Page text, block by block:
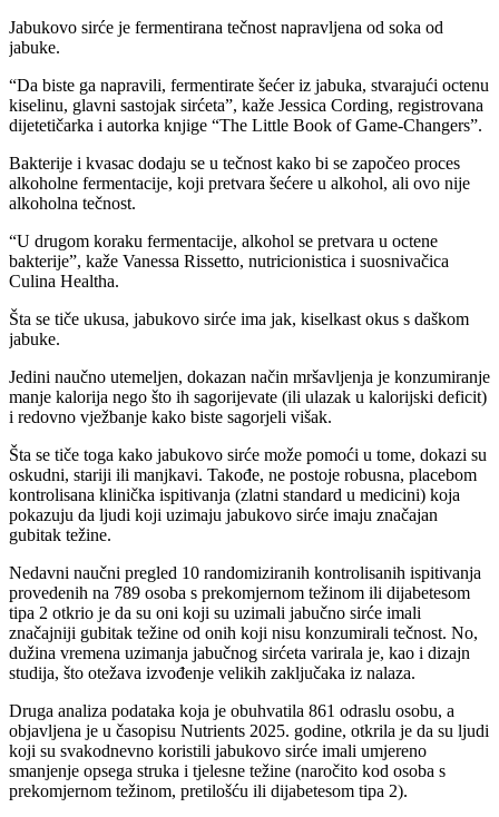
Jabukovo sirće je fermentirana tečnost napravljena od soka od
jabuke.
“Da biste ga napravili, fermentirate šećer iz jabuka, stvarajući octenu
kiselinu, glavni sastojak sirćeta”, kaže Jessica Cording, registrovana
dijetetičarka i autorka knjige “The Little Book of Game-Changers”.
Bakterije i kvasac dodaju se u tečnost kako bi se započeo proces
alkoholne fermentacije, koji pretvara šećere u alkohol, ali ovo nije
alkoholna tečnost.
“U drugom koraku fermentacije, alkohol se pretvara u octene
bakterije”, kaže Vanessa Rissetto, nutricionistica i suosnivačica
Culina Healtha.
Šta se tiče ukusa, jabukovo sirće ima jak, kiselkast okus s daškom
jabuke.
Jedini naučno utemeljen, dokazan način mršavljenja je konzumiranje
manje kalorija nego što ih sagorijevate (ili ulazak u kalorijski deficit)
i redovno vježbanje kako biste sagorjeli višak.
Šta se tiče toga kako jabukovo sirće može pomoći u tome, dokazi su
oskudni, stariji ili manjkavi. Takođe, ne postoje robusna, placebom
kontrolisana klinička ispitivanja (zlatni standard u medicini) koja
pokazuju da ljudi koji uzimaju jabukovo sirće imaju značajan
gubitak težine.
Nedavni naučni pregled 10 randomiziranih kontrolisanih ispitivanja
provedenih na 789 osoba s prekomjernom težinom ili dijabetesom
tipa 2 otkrio je da su oni koji su uzimali jabučno sirće imali
značajniji gubitak težine od onih koji nisu konzumirali tečnost. No,
dužina vremena uzimanja jabučnog sirćeta varirala je, kao i dizajn
studija, što otežava izvođenje velikih zaključaka iz nalaza.
Druga analiza podataka koja je obuhvatila 861 odraslu osobu, a
objavljena je u časopisu Nutrients 2025. godine, otkrila je da su ljudi
koji su svakodnevno koristili jabukovo sirće imali umjereno
smanjenje opsega struka i tjelesne težine (naročito kod osoba s
prekomjernom težinom, pretilošću ili dijabetesom tipa 2).